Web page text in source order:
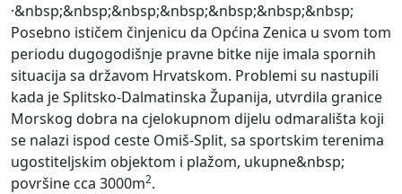
·&nbsp;&nbsp;&nbsp;&nbsp;&nbsp;&nbsp;&nbsp;
Posebno ističem činjenicu da Općina Zenica u svom tom
periodu dugogodišnje pravne bitke nije imala spornih
situacija sa državom Hrvatskom. Problemi su nastupili
kada je Splitsko-Dalmatinska Županija, utvrdila granice
Morskog dobra na cjelokupnom dijelu odmarališta koji
se nalazi ispod ceste Omiš-Split, sa sportskim terenima
ugostiteljskim objektom i plažom, ukupne&nbsp;
površine cca 3000m2.